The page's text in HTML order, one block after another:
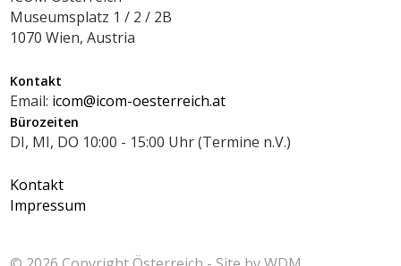
Museumsplatz 1 / 2 / 2B
1070 Wien, Austria
Kontakt
Email: icom@icom-oesterreich.at
Bürozeiten
DI, MI, DO 10:00 - 15:00 Uhr (Termine n.V.)
Kontakt
Impressum